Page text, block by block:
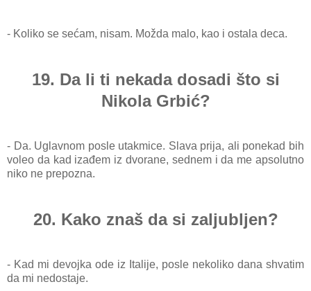
- Koliko se sećam, nisam. Možda malo, kao i ostala deca.
19. Da li ti nekada dosadi što si
Nikola Grbić?
- Da. Uglavnom posle utakmice. Slava prija, ali ponekad bih
voleo da kad izađem iz dvorane, sednem i da me apsolutno
niko ne prepozna.
20. Kako znaš da si zaljubljen?
- Kad mi devojka ode iz Italije, posle nekoliko dana shvatim
da mi nedostaje.